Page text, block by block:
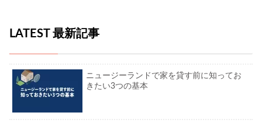
LATEST 最新記事
ニュージーランドで家を貸す前に知ってお
きたい3つの基本